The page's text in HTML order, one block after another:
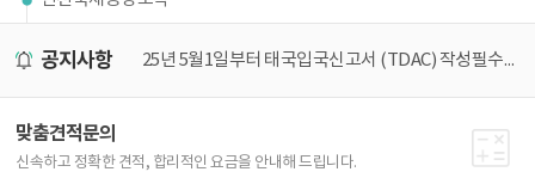
공지사항 25년 5월1일부터 태국입국신고서 (TDAC) 작성필수! 가장 쉽게 작성하는 방법 [25년 최신] 비지트재팬 가장 쉽게 등록하는 방법
맞춤견적문의
신속하고 정확한 견적, 합리적인 요금을 안내해 드립니다.